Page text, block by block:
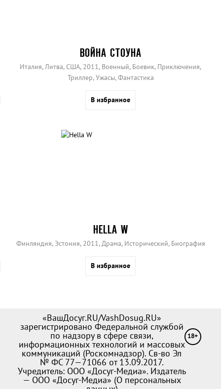
ВОЙНА СТОУНА
Италия, Литва, США, 2011, Военный, Боевик, Приключения,
Триллер, Ужасы, Фантастика
В избранное
HELLA W
Финляндия, Эстония, 2011, Драма, Исторический, Биография
В избранное
«ВашДосуг.RU/VashDosug.RU»
зарегистрировано Федеральной службой
по надзору в сфере связи,
информационных технологий и массовых
коммуникаций (Роскомнадзор). Св-во Эл
№ ФС 77—71066 от 13.09.2017.
Учредитель: ООО «Досуг-Медиа». Издатель
— ООО «Досуг-Медиа» (О персональных
18+